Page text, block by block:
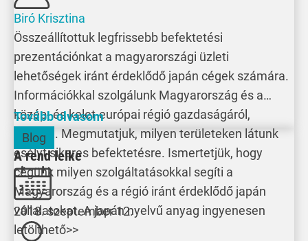
Biró Krisztina
Összeállítottuk legfrissebb befektetési
prezentációnkat a magyarországi üzleti
lehetőségek iránt érdeklődő japán cégek számára.
Információkkal szolgálunk Magyarország és a
közép- és kelet-európai régió gazdaságáról,
iparáról. Megmutatjuk, milyen területeken látunk
esélyt sikeres befektetésre. Ismertetjük, hogy
cégünk milyen szolgáltatásokkal segíti a
Magyarország és a régió iránt érdeklődő japán
vállalatokat. A japán nyelvű anyag ingyenesen
letölthető>>
Tovább olvasom
Blog
A rend lelke
2018. szeptember 12.